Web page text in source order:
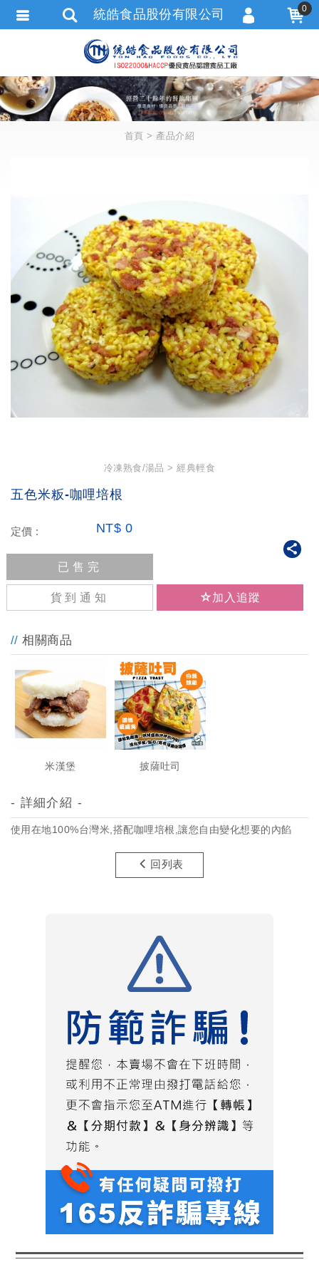
首頁 產品介紹
冷凍熟食/湯品 經典輕食
五色米粄-咖哩培根
定價 : NT$ 0
已售完
貨到通知 加入追蹤
相關商品
米漢堡 披薩吐司
- 詳細介紹 -
使用在地100%台灣米,搭配咖哩培根,讓您自由變化想要的內餡
回列表
統皓食品股份有限公司 0
會員登入
會員註冊
忘記密碼